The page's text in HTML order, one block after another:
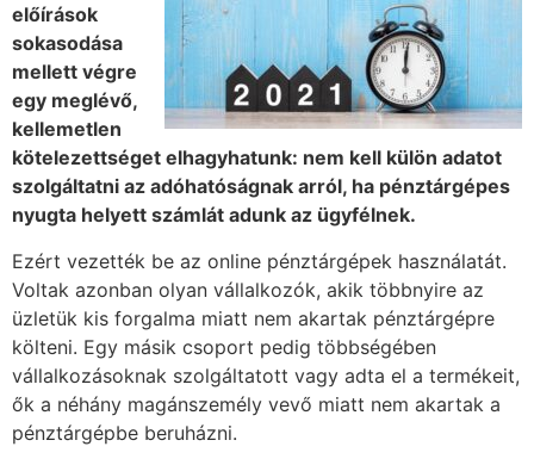
előírások
sokasodása
mellett végre
egy meglévő,
kellemetlen
kötelezettséget elhagyhatunk: nem kell külön adatot
szolgáltatni az adóhatóságnak arról, ha pénztárgépes
nyugta helyett számlát adunk az ügyfélnek.
Ezért vezették be az online pénztárgépek használatát.
Voltak azonban olyan vállalkozók, akik többnyire az
üzletük kis forgalma miatt nem akartak pénztárgépre
költeni. Egy másik csoport pedig többségében
vállalkozásoknak szolgáltatott vagy adta el a termékeit,
ők a néhány magánszemély vevő miatt nem akartak a
pénztárgépbe beruházni.